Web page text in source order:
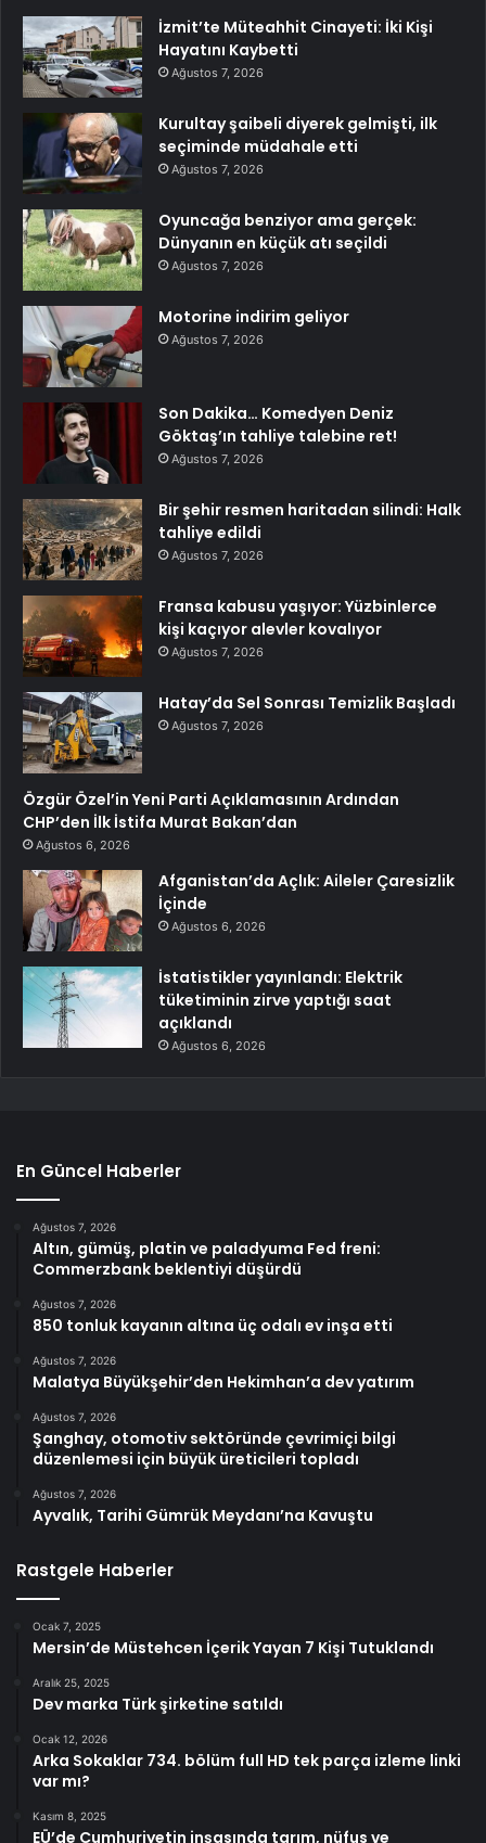
İzmit’te Müteahhit Cinayeti: İki Kişi
Hayatını Kaybetti
Ağustos 7, 2026
Kurultay şaibeli diyerek gelmişti, ilk
seçiminde müdahale etti
Ağustos 7, 2026
Oyuncağa benziyor ama gerçek:
Dünyanın en küçük atı seçildi
Ağustos 7, 2026
Motorine indirim geliyor
Ağustos 7, 2026
Son Dakika… Komedyen Deniz
Göktaş’ın tahliye talebine ret!
Ağustos 7, 2026
Bir şehir resmen haritadan silindi: Halk
tahliye edildi
Ağustos 7, 2026
Fransa kabusu yaşıyor: Yüzbinlerce
kişi kaçıyor alevler kovalıyor
Ağustos 7, 2026
Hatay’da Sel Sonrası Temizlik Başladı
Ağustos 7, 2026
Özgür Özel’in Yeni Parti Açıklamasının Ardından
CHP’den İlk İstifa Murat Bakan’dan
Ağustos 6, 2026
Afganistan’da Açlık: Aileler Çaresizlik
İçinde
Ağustos 6, 2026
İstatistikler yayınlandı: Elektrik
tüketiminin zirve yaptığı saat
açıklandı
Ağustos 6, 2026
En Güncel Haberler
Ağustos 7, 2026
Altın, gümüş, platin ve paladyuma Fed freni:
Commerzbank beklentiyi düşürdü
Ağustos 7, 2026
850 tonluk kayanın altına üç odalı ev inşa etti
Ağustos 7, 2026
Malatya Büyükşehir’den Hekimhan’a dev yatırım
Ağustos 7, 2026
Şanghay, otomotiv sektöründe çevrimiçi bilgi
düzenlemesi için büyük üreticileri topladı
Ağustos 7, 2026
Ayvalık, Tarihi Gümrük Meydanı’na Kavuştu
Rastgele Haberler
Ocak 7, 2025
Mersin’de Müstehcen İçerik Yayan 7 Kişi Tutuklandı
Aralık 25, 2025
Dev marka Türk şirketine satıldı
Ocak 12, 2026
Arka Sokaklar 734. bölüm full HD tek parça izleme linki
var mı?
Kasım 8, 2025
EÜ’de Cumhuriyetin inşasında tarım, nüfus ve